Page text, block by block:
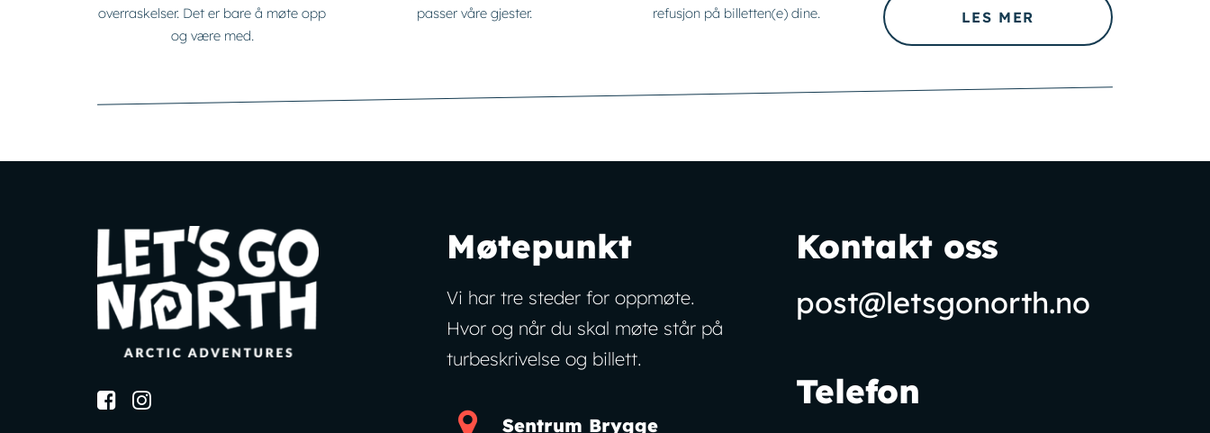
overraskelser. Det er bare å møte opp
og være med.
passer våre gjester.
refusjon på billetten(e) dine.
LES MER
Møtepunkt
Vi har tre steder for oppmøte.
Hvor og når du skal møte står på
turbeskrivelse og billett.
Sentrum Brygge
Kontakt oss
post@letsgonorth.no
Telefon